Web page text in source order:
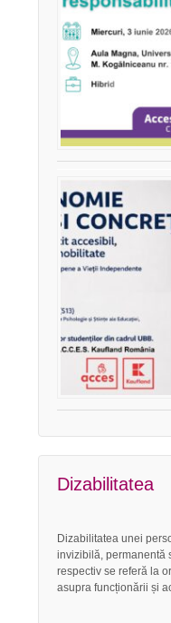
Dizabilitatea
Dizabilitatea unei
invizibilă, permanentă
respectiv se referă la
asupra funcționării și